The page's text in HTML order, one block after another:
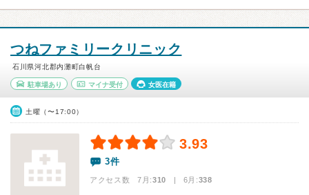
つねファミリークリニック
石川県河北郡内灘町白帆台
駐車場あり マイナ受付 女医在籍
土曜（〜17:00）
3.93
3件
アクセス数 7月:310 | 6月:338